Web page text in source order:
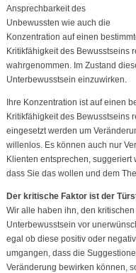
Ansprechbarkeit des
Unbewussten wie auch die
Konzentration auf einen
Kritikfähigkeit des Bewusstseins
wahrgenommen. Im Zustand
Unterbewusstsein einzuwirken.
Ihre Konzentration ist auf einen
Kritikfähigkeit des Bewusstseins
eingesetzt werden um
willenlos. Es können auch nur
Klienten entsprechen,
dass Sie das wollen und dem
Der kritische Faktor ist der
Wir alle haben ihn, den
Unterbewusstsein vor
egal ob diese positiv oder
umgangen, dass die
Veränderung bewirken können,